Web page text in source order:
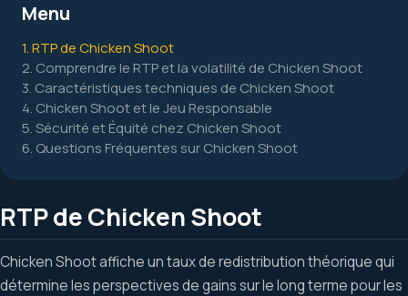
Menu
1. RTP de Chicken Shoot
2. Comprendre le RTP et la volatilité de Chicken Shoot
3. Caractéristiques techniques de Chicken Shoot
4. Chicken Shoot et le Jeu Responsable
5. Sécurité et Équité chez Chicken Shoot
6. Questions Fréquentes sur Chicken Shoot
RTP de Chicken Shoot
Chicken Shoot affiche un taux de redistribution théorique qui
détermine les perspectives de gains sur le long terme pour les